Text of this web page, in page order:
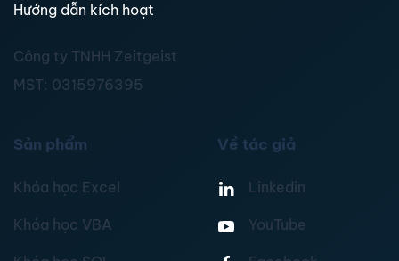
Hướng dẫn kích hoạt
Công ty TNHH Zeitgeist
MST: 0315976395
Sản phẩm
Khóa học Excel
Khóa học VBA
Về tác giả
Linkedin
YouTube